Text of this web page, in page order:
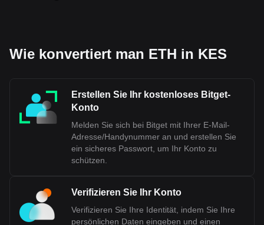
Wie konvertiert man ETH in KES
Erstellen Sie Ihr kostenloses Bitget-
Konto
Melden Sie sich bei Bitget mit Ihrer E-Mail-
Adresse/Handynummer an und erstellen Sie
ein sicheres Passwort, um Ihr Konto zu
schützen.
Verifizieren Sie Ihr Konto
Verifizieren Sie Ihre Identität, indem Sie Ihre
persönlichen Daten eingeben und einen